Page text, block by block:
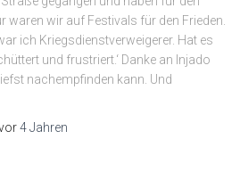
waren wir auf Festivals für den Frieden.
ich Kriegsdienstverweigerer. Hat es
und frustriert.‘ Danke an Injado
nachempfinden kann. Und
4 Jahren